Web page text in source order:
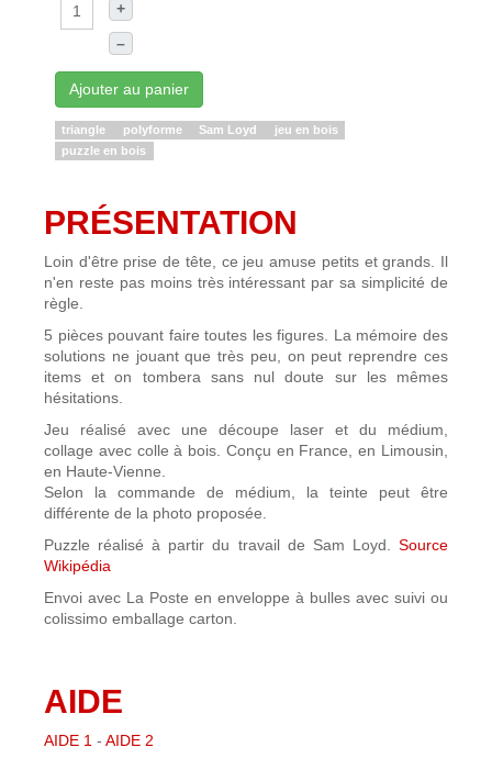
+
–
Ajouter au panier
triangle polyforme Sam Loyd
jeu en bois
puzzle en bois
PRÉSENTATION
Loin d'être prise de tête, ce jeu amuse petits et grands. Il
n'en reste pas moins très intéressant par sa simplicité de
règle.
5 pièces pouvant faire toutes les figures. La mémoire des
solutions ne jouant que très peu, on peut reprendre ces
items et on tombera sans nul doute sur les mêmes
hésitations.
Jeu réalisé avec une découpe laser et du médium,
collage avec colle à bois. Conçu en France, en Limousin,
en Haute-Vienne.
Selon la commande de médium, la teinte peut être
différente de la photo proposée.
Puzzle réalisé à partir du travail de Sam Loyd. Source
Wikipédia
Envoi avec La Poste en enveloppe à bulles avec suivi ou
colissimo emballage carton.
AIDE
AIDE 1 - AIDE 2